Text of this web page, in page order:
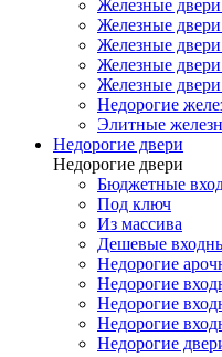
Железные
Железные
Железные двери
Железные
Железные
Недорогие
Элитные
Недорогие двери
Недорогие двери
Бюджетные
Под ключ
Из массива
Дешевые
Недорогие
Недорогие
Недорогие
Недорогие
Недорогие